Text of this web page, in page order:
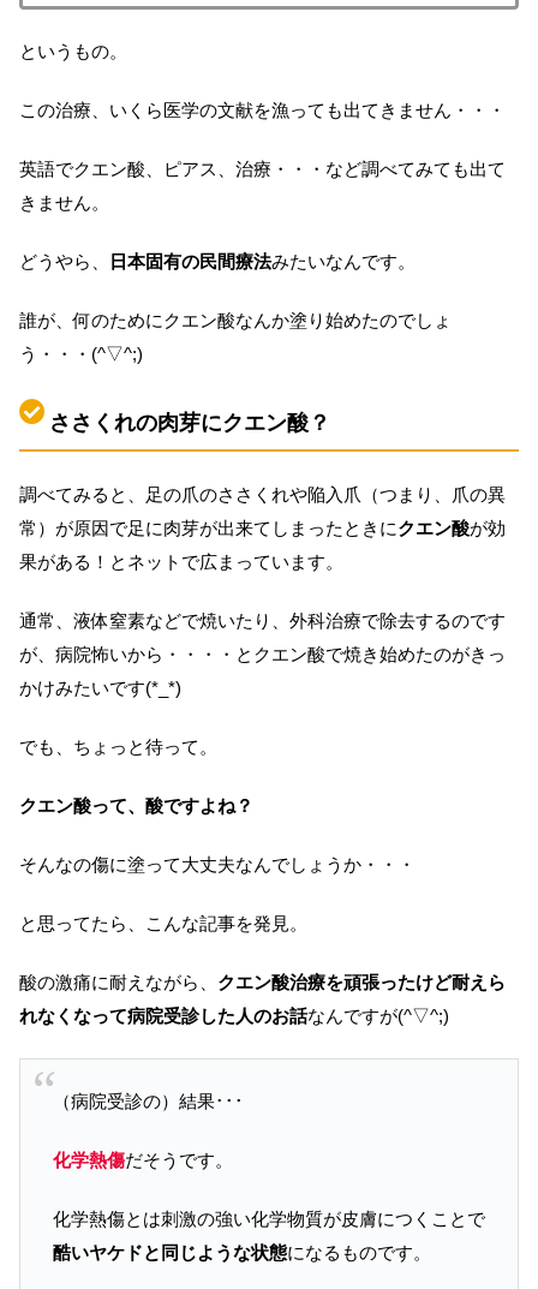
というもの。
この治療、いくら医学の文献を漁っても出てきません・・・
英語でクエン酸、ピアス、治療・・・など調べてみても出て
きません。
どうやら、 日本固有の民間療法みたいなんです。
誰が、何のためにクエン酸なんか塗り始めたのでしょ
う・・・(^▽^;)
ささくれの肉芽にクエン酸？
調べてみると、足の爪のささくれや陥入爪（つまり、爪の異
常）が原因で足に肉芽が出来てしまったときにクエン酸が効
果がある！とネットで広まっています。
通常、液体窒素などで焼いたり、外科治療で除去するのです
が、病院怖いから・・・・とクエン酸で焼き始めたのがきっ
かけみたいです(*_*)
でも、ちょっと待って。
クエン酸って、酸ですよね？
そんなの傷に塗って大丈夫なんでしょうか・・・
と思ってたら、こんな記事を発見。
酸の激痛に耐えながら、 クエン酸治療を頑張ったけど耐えら
れなくなって病院受診した人のお話なんですが(^▽^;)
（病院受診の）結果･･･
化学熱傷だそうです。
化学熱傷とは刺激の強い化学物質が皮膚につくことで
酷いヤケドと同じような状態になるものです。